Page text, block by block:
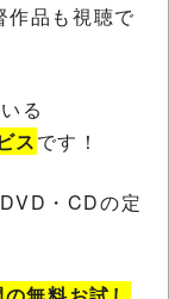
作品も視聴で
る
スです！
・CDの定